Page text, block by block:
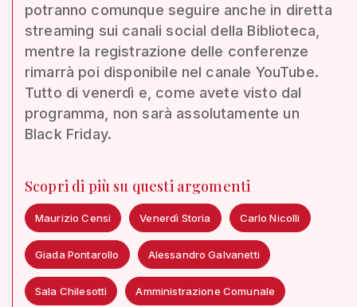
potranno comunque seguire anche in diretta
streaming sui canali social della Biblioteca,
mentre la registrazione delle conferenze
rimarrà poi disponibile nel canale YouTube.
Tutto di venerdì e, come avete visto dal
programma, non sarà assolutamente un
Black Friday.
Scopri di più su questi argomenti
Maurizio Censi Venerdì Storia Carlo Nicolli
Giada Pontarollo Alessandro Galvanetti
Sala Chilesotti Amministrazione Comunale